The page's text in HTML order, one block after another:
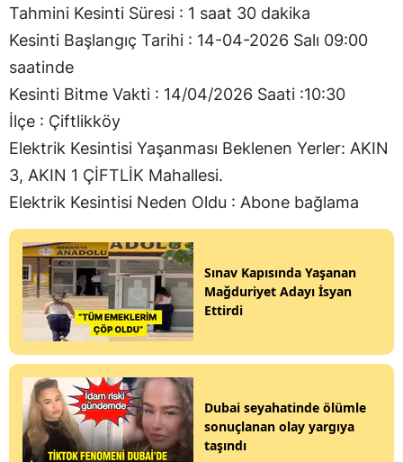
Tahmini Kesinti Süresi : 1 saat 30 dakika
Kesinti Başlangıç Tarihi : 14-04-2026 Salı 09:00
saatinde
Kesinti Bitme Vakti : 14/04/2026 Saati :10:30
İlçe : Çiftlikköy
Elektrik Kesintisi Yaşanması Beklenen Yerler: AKIN
3, AKIN 1 ÇİFTLİK Mahallesi.
Elektrik Kesintisi Neden Oldu : Abone bağlama
Sınav Kapısında Yaşanan
Mağduriyet Adayı İsyan
Ettirdi
Dubai seyahatinde ölümle
sonuçlanan olay yargıya
taşındı